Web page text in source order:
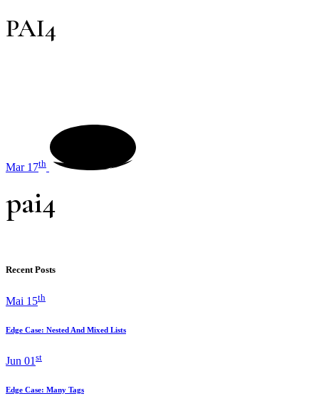
PAI4
Mar 17th
pai4
Recent Posts
Mai 15th
Edge Case: Nested And Mixed Lists
Jun 01 st
Edge Case: Many Tags